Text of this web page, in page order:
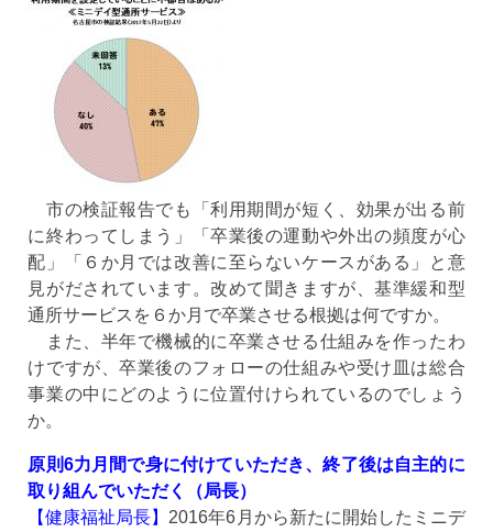
市の検証報告でも「利用期間が短く、効果が出る前
に終わってしまう」「卒業後の運動や外出の頻度が心
配」「６か月では改善に至らないケースがある」と意
見がだされています。改めて聞きますが、基準緩和型
通所サービスを６か月で卒業させる根拠は何ですか。
また、半年で機械的に卒業させる仕組みを作ったわ
けですが、卒業後のフォローの仕組みや受け皿は総合
事業の中にどのように位置付けられているのでしょう
か。
原則6力月間で身に付けていただき、終了後は自主的に
取り組んでいただく（局長）
【健康福祉局長】 2016年6月から新たに開始したミニデ